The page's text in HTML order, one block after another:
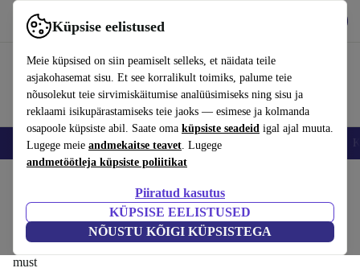
Küpsise eelistused
Meie küpsised on siin peamiselt selleks, et näidata teile
asjakohasemat sisu. Et see korralikult toimiks, palume teie
nõusolekut teie sirvimiskäitumise analüüsimiseks ning sisu ja
reklaami isikupärastamiseks teie jaoks — esimese ja kolmanda
osapoole küpsiste abil. Saate oma küpsiste seadeid igal ajal muuta.
Lugege meie andmekaitse teavet. Lugege
andmetöötleja küpsiste poliitikat
Piiratud kasutus
KÜPSISE EELISTUSED
NÕUSTU KÕIGI KÜPSISTEGA
Kasuta rakendust refurbed kiirelt ja lihtsalt
Nutitelefoni Sülearvutid Tahvelarvutid Nutikellad
Lunar SH750 baaripukk nahk Bellagio
must
must